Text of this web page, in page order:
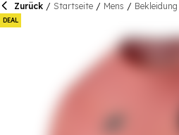
Zurück / Startseite / Mens / Bekleidung
DEAL